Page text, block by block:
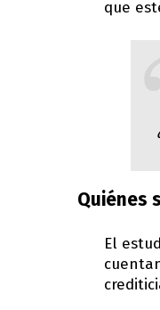
que
Quiénes
El